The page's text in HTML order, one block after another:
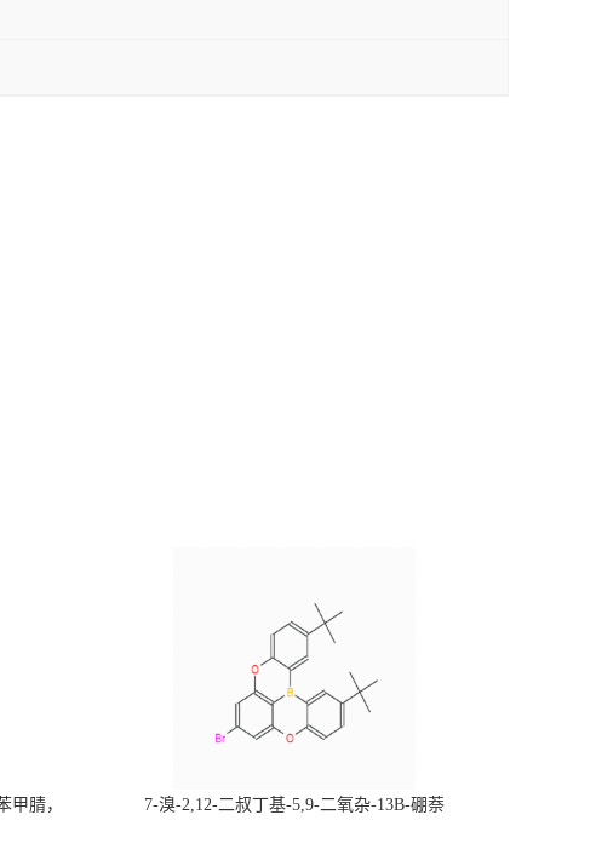
甲腈，
7-溴-2,12-二叔丁基-5,9-二氧杂-13B-硼萘